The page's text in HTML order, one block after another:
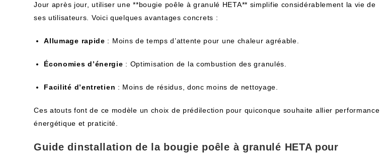
Jour après jour, utiliser une **bougie poêle à granulé HETA** simplifie considérablement la vie de
ses utilisateurs. Voici quelques avantages concrets :
Allumage rapide : Moins de temps d’attente pour une chaleur agréable.
Économies d’énergie : Optimisation de la combustion des granulés.
Facilité d’entretien : Moins de résidus, donc moins de nettoyage.
Ces atouts font de ce modèle un choix de prédilection pour quiconque souhaite allier performance
énergétique et praticité.
Guide dinstallation de la bougie poêle à granulé HETA pour